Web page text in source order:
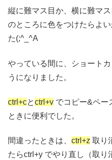
縦に難マス目か、横に難マ
のところに色をつけたらよ
た(;^_^A
やっている間に、ショート
うになりました。
ctrl+cとctrl+v でコピー&ペー
ときに便利でした。
間違ったときは、 ctrl+z 取り
たらctrl+y でやり直し（取り